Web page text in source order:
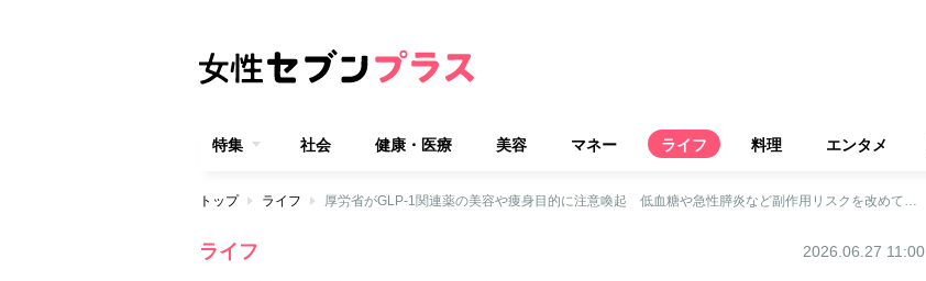
特集 社会 健康・医療 美容 マネー ライフ 料理 エンタメ
トップ ライフ 厚労省がGLP-1関連薬の美容や痩身目的に注意喚起 低血糖や急性膵炎など副作用リスクを改めて周知 広告規制や副作用報告の徹底求める 世界で使用が広がる中で、安全性への関心高まる
ライフ 2026.06.27 11:00